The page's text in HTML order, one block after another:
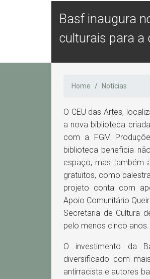
Basf inaugura
culturais para a
Home Notícias
O CEU das Artes,
a nova biblioteca
com a FGM
biblioteca beneficia
espaço, mas também
gratuitos, como
projeto conta com
Apoio Comunitário
Secretaria de Cultura
pelo menos cinco anos.
O investimento da
diversificado com
antirracista e autores